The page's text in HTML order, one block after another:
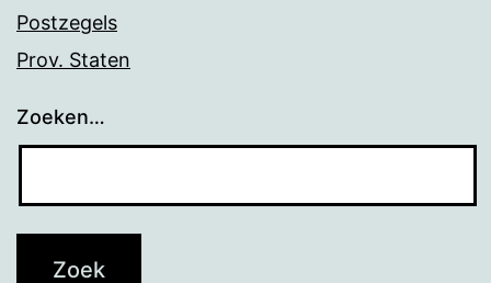
Postzegels
Prov. Staten
Zoeken…